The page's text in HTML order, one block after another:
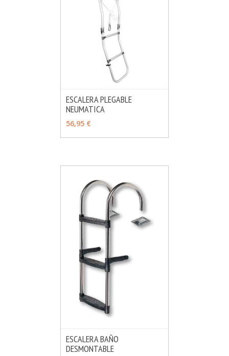
AÑADIR
ESCALERA PLEGABLE
NEUMATICA
56,95 €
VER OPCIONES
ESCALERA BAÑO
DESMONTABLE